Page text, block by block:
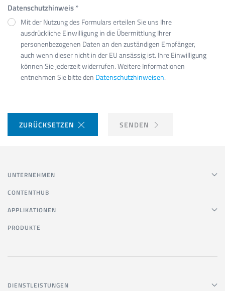
Datenschutzhinweis*
Mit der Nutzung des Formulars erteilen Sie uns Ihre
ausdrückliche Einwilligung in die Übermittlung Ihrer
personenbezogenen Daten an den zuständigen Empfänger,
auch wenn dieser nicht in der EU ansässig ist. Ihre Einwilligung
können Sie jederzeit widerrufen. Weitere Informationen
entnehmen Sie bitte den Datenschutzhinweisen.
ZURÜCKSETZEN SENDEN
UNTERNEHMEN
CONTENTHUB
APPLIKATIONEN
PRODUKTE
DIENSTLEISTUNGEN